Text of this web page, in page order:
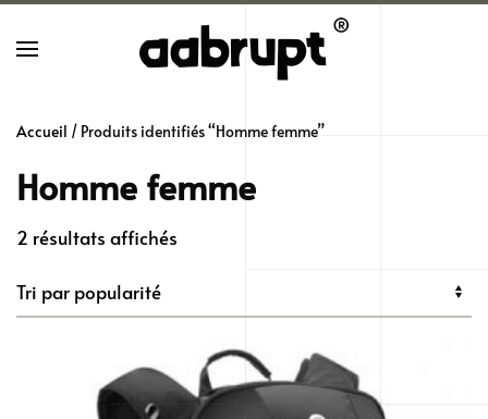
main
content
Accueil / Produits identifiés “Homme femme”
Homme femme
2 résultats affichés